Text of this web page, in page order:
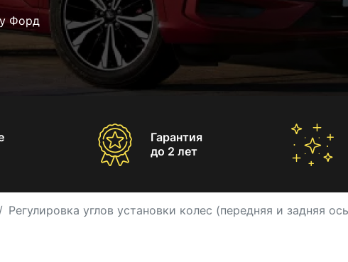
Форд
Гарантия
до 2 лет
Регулировка углов установки колес (передняя и задняя